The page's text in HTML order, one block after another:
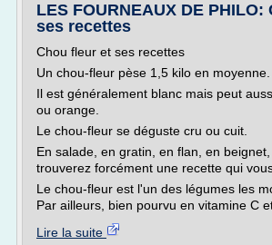
LES FOURNEAUX DE
ses recettes
Chou fleur et ses recettes
Un chou-fleur pèse 1,5 kilo en moyenne.
Il est généralement blanc mais peut
ou orange.
Le chou-fleur se déguste cru ou cuit.
En salade, en gratin, en flan, en
trouverez forcément une recette qui
Le chou-fleur est l'un des légumes les
Par ailleurs, bien pourvu en vitamine C et
Lire la suite